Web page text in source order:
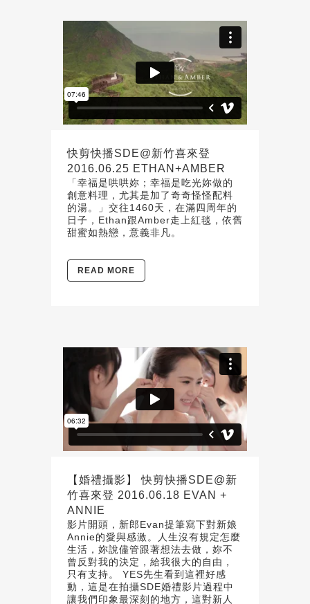
快剪快播SDE@新竹喜來登
2016.06.25 ETHAN+AMBER
「幸福是哄哄妳；幸福是吃光妳做的
創意料理，尤其是加了奇奇怪怪配料
的湯。」交往1460天，在滿四周年的
日子，Ethan跟Amber走上紅毯，依舊
甜蜜如熱戀，意義非凡。
READ MORE
【婚禮攝影】 快剪快播SDE@新
竹喜來登 2016.06.18 EVAN +
ANNIE
影片開頭，新郎Evan提筆寫下對新娘
Annie的愛與感激。人生沒有規定怎麼
生活，妳說儘管跟著想法去做，妳不
曾反對我的決定，給我很大的自由，
只有支持。 YES先生看到這裡好感
動，這是在拍攝SDE婚禮影片過程中
讓我們印象最深刻的地方，這對新人